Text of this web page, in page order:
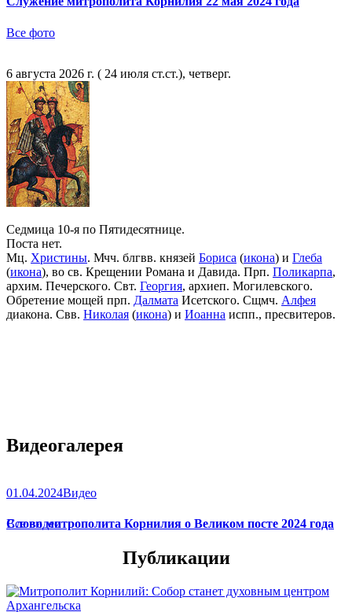
Все фото
6 августа 2026 г. ( 24 июля ст.ст.), четверг.
Седмица 10-я по Пятидесятнице.
Поста нет.
Мц. Христины. Мчч. блгвв. князей Бориса (икона) и Глеба
(икона), во св. Крещении Романа и Давида. Прп. Поликарпа,
архим. Печерского. Свт. Георгия, архиеп. Могилевского.
Обретение мощей прп. Далмата Исетского. Сщмч. Алфея
диакона. Свв. Николая (икона) и Иоанна испп., пресвитеров.
Видеогалерея
01.04.2024Видео
Слово митрополита Корнилия о Великом посте 2024 года
Все видео
Публикации